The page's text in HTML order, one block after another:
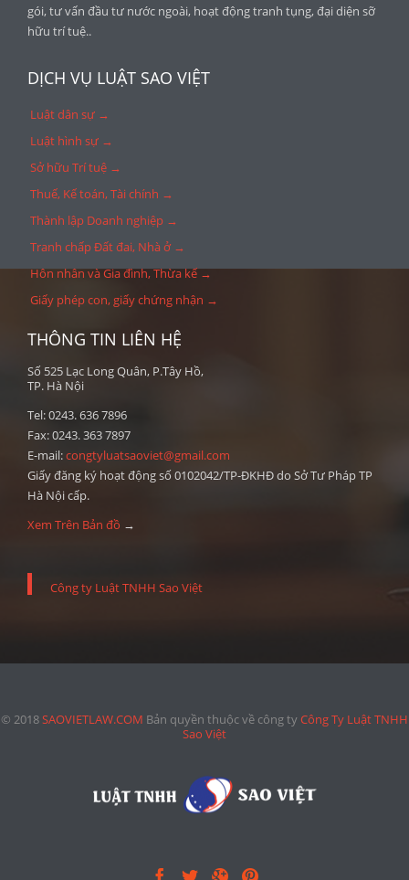
gói, tư vấn đầu tư nước ngoài, hoạt động tranh tụng, đại diện sỡ
hữu trí tuệ..
DỊCH VỤ LUẬT SAO VIỆT
Luật dân sự →
Luật hình sự →
Sở hữu Trí tuệ →
Thuế, Kế toán, Tài chính →
Thành lập Doanh nghiệp →
Tranh chấp Đất đai, Nhà ở →
Hôn nhân và Gia đình, Thừa kế →
Giấy phép con, giấy chứng nhận →
THÔNG TIN LIÊN HỆ
Số 525 Lạc Long Quân, P.Tây Hồ,
TP. Hà Nội
Tel: 0243. 636 7896
Fax: 0243. 363 7897
E-mail:congtyluatsaoviet@gmail.com
Giấy đăng ký hoạt động số 0102042/TP-ĐKHĐ do Sở Tư Pháp TP
Hà Nội cấp.
Xem Trên Bản đồ →
Công ty Luật TNHH Sao Việt
© 2018SAOVIETLAW.COM Bản quyền thuộc về công tyCông Ty Luật TNHH
Sao Việt
   